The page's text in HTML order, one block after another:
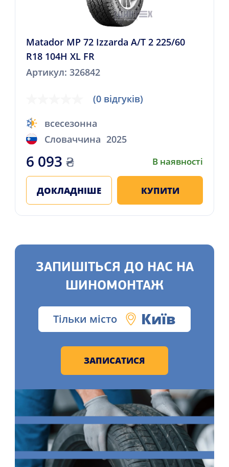
Matador MP 72 Izzarda A/T 2 225/60
R18 104H XL FR
Артикул: 326842
(0 відгуків)
всесезонна
Словаччина 2025
6 093 ₴ В наявності
ДОКЛАДНІШЕ КУПИТИ
ЗАПИШІТЬСЯ ДО НАС НА
ШИНОМОНТАЖ
Тільки місто Київ
ЗАПИСАТИСЯ